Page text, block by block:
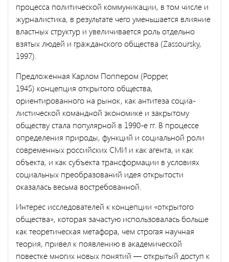
про­цесса политической коммуникации, в том числе и
журналистика, в результате чего уменьшается влияние
властных структур и увеличива­ется роль отдельно
взятых людей и гражданского общества (Zassoursky,
1997).
Предложенная Карлом Поппером (Popper,
1945) концепция от­крытого общества,
ориентированного на рынок, как антитеза социа­
листической командной экономике и закрытому
обществу стала по­пулярной в 1990-е гг. В процессе
определения природы, функций и социальной роли
современных российских СМИ и как агента, и как
объекта, и как субъекта трансформации в условиях
социальных прео­бразований идея открытости
оказалась весьма востребованной.
Интерес исследователей к концепции «открытого
общества», ко­торая зачастую использовалась больше
как теоретическая метафора, чем строгая научная
теория, привел к появлению в академической
повестке многих новых понятий — открытый доступ к